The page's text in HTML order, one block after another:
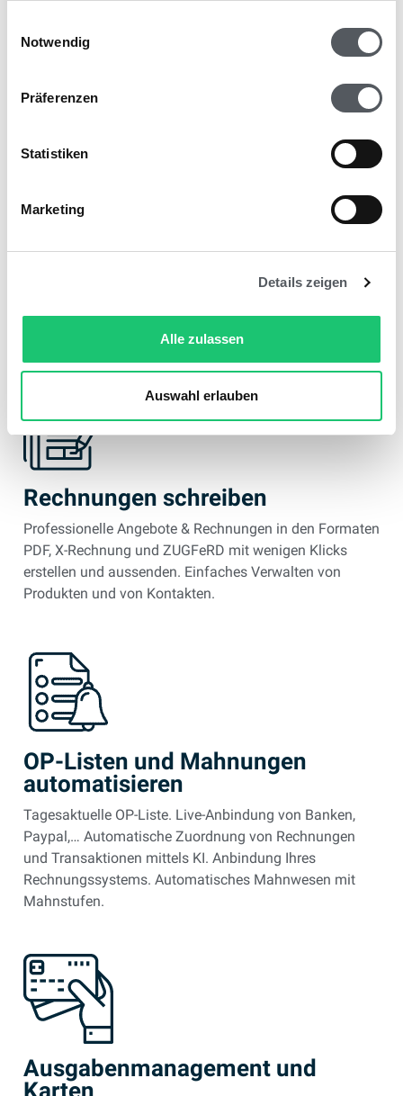
Notwendig
Präferenzen
Statistiken
Marketing
Details zeigen
Alle zulassen
Auswahl erlauben
Erfahren Sie mehr über Sie die
Belegmanagement und
für Industriebetriebe.
domonda Funktionen im
Überblick
Rechnungen schreiben
Professionelle Angebote & Rechnungen in den Formaten
PDF, X-Rechnung und ZUGFeRD mit wenigen Klicks
erstellen und aussenden. Einfaches Verwalten von
Produkten und von Kontakten.
OP-Listen und Mahnungen
automatisieren
Tagesaktuelle OP-Liste. Live-Anbindung von Banken,
Paypal,… Automatische Zuordnung von Rechnungen
und Transaktionen mittels KI. Anbindung Ihres
Rechnungssystems. Automatisches Mahnwesen mit
Mahnstufen.
Ausgabenmanagement und